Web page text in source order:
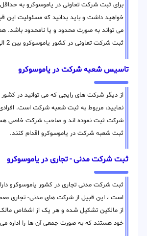
برای ثبت شرکت تعاونی در یاموسوکرو به
خواهید داشت و باید بدانید که مسئولیت این
می تواند به صورت محدود و یا نامحدود باشد.
ثبت شرکت تعاونی در کشور یاموسوکرو بین 2 الی 4 ماه میباشد.
تاسیس شعبه شرکت در یاموسوکرو
از دیگر شرکت های رایجی که می توانید در
نمایید، مربوط به ثبت شعبه شرکت است.
شرکت ثبت نموده اند و صاحب شرکت خاصی
ثبت شعبه شرکت در یاموسوکرو اقدام کنند.
ثبت شرکت مدنی - تجاری در یاموسوکرو
ثبت شرکت مدنی تجاری در کشور یاموسوکرو
است ، این قبیل از شرکت های مدنی- تجاری
از مالکین تشکیل شده و هر یک از اشخاص
خود هستند که به صورت جمعی آن ها را اداره